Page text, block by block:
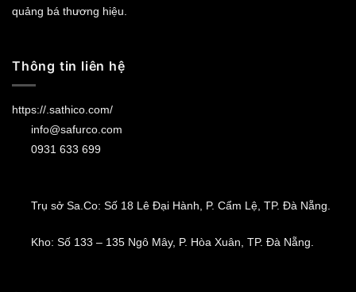
quảng bá thương hiệu.
Thông tin liên hệ
https://.sathico.com/
info@safurco.com
0931 633 699
Trụ sở Sa.Co: Số 18 Lê Đại Hành, P. Cẩm Lệ, TP. Đà Nẵng.
Kho: Số 133 – 135 Ngô Mây, P. Hòa Xuân, TP. Đà Nẵng.